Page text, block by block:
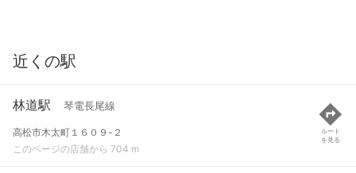
近くの駅
林道駅 琴電長尾線
高松市木太町１６０９-２
このページの店舗から 704 m
ルート
を見る